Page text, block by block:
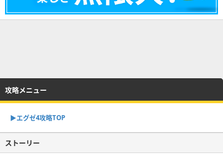
攻略メニュー
▶︎エグゼ4攻略TOP
ストーリー